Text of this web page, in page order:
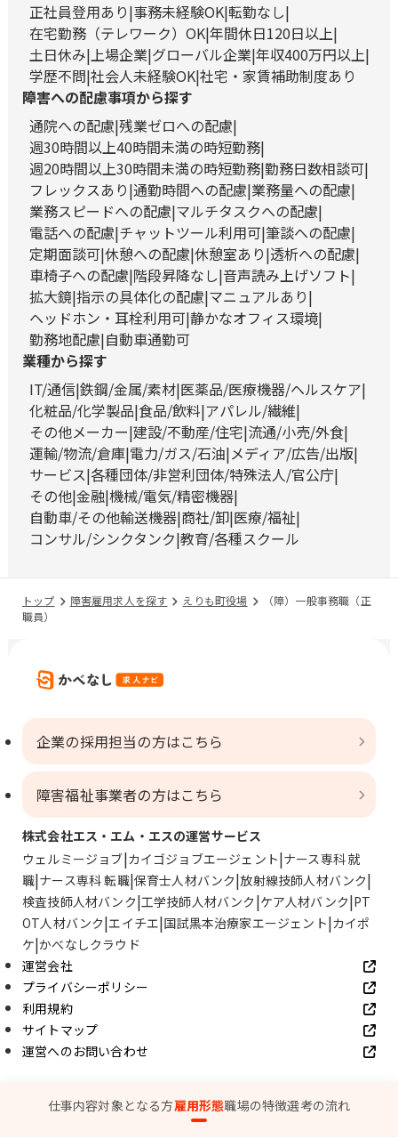
仕事内容対象となる方雇用形態職場の特徴選考の流れ
正社員登用あり 事務未経験OK 転勤なし
在宅勤務（テレワーク）OK 年間休日120日以上
土日休み 上場企業 グローバル企業 年収400万円以上
学歴不問 社会人未経験OK 社宅・家賃補助制度あり
障害への配慮事項から探す
通院への配慮 残業ゼロへの配慮
週30時間以上40時間未満の時短勤務
週20時間以上30時間未満の時短勤務 勤務日数相談可
フレックスあり 通勤時間への配慮 業務量への配慮
業務スピードへの配慮 マルチタスクへの配慮
電話への配慮 チャットツール利用可 筆談への配慮
定期面談可 休憩への配慮 休憩室あり 透析への配慮
車椅子への配慮 階段昇降なし 音声読み上げソフト
拡大鏡 指示の具体化の配慮 マニュアルあり
ヘッドホン・耳栓利用可 静かなオフィス環境
勤務地配慮 自動車通勤可
業種から探す
IT/通信 鉄鋼/金属/素材 医薬品/医療機器/ヘルスケア
化粧品/化学製品 食品/飲料 アパレル/繊維
その他メーカー 建設/不動産/住宅 流通/小売/外食
運輸/物流/倉庫 電力/ガス/石油 メディア/広告/出版
サービス 各種団体/非営利団体/特殊法人/官公庁
その他 金融 機械/電気/精密機器
自動車/その他輸送機器 商社/卸 医療/福祉
コンサル/シンクタンク 教育/各種スクール
トップ 障害雇用求人を探す えりも町役場
（障）一般事務職（正
職員）
企業の採用担当の方はこちら
障害福祉事業者の方はこちら
株式会社エス・エム・エスの運営サービス
ウェルミージョブ カイゴジョブエージェント ナース専科 就
職 ナース専科 転職 保育士人材バンク 放射線技師人材バンク
検査技師人材バンク 工学技師人材バンク ケア人材バンク PT
OT人材バンク エイチエ 国試黒本治療家エージェント カイポ
ケ かべなしクラウド
運営会社
プライバシーポリシー
利用規約
サイトマップ
運営へのお問い合わせ